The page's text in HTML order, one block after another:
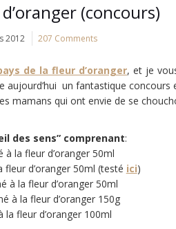
(concours)
2012 207 Comments
de la fleur d’oranger, et je
un fantastique concours
mamans qui ont envie de se
des sens” comprenant:
à la fleur d’oranger 50ml
d’oranger 50ml (testé ici)
à la fleur d’oranger 50ml
à la fleur d’oranger 150g
la fleur d’oranger 100ml